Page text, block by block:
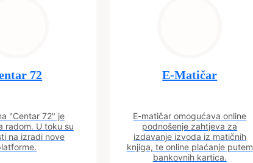
72
"Centar 72" je
radom. U toku su
na izradi nove
E-Matičar
E-matičar omogućava online
podnošenje zahtjeva za
izdavanje izvoda iz matičnih
knjiga, te online plaćanje putem
bankovnih kartica.